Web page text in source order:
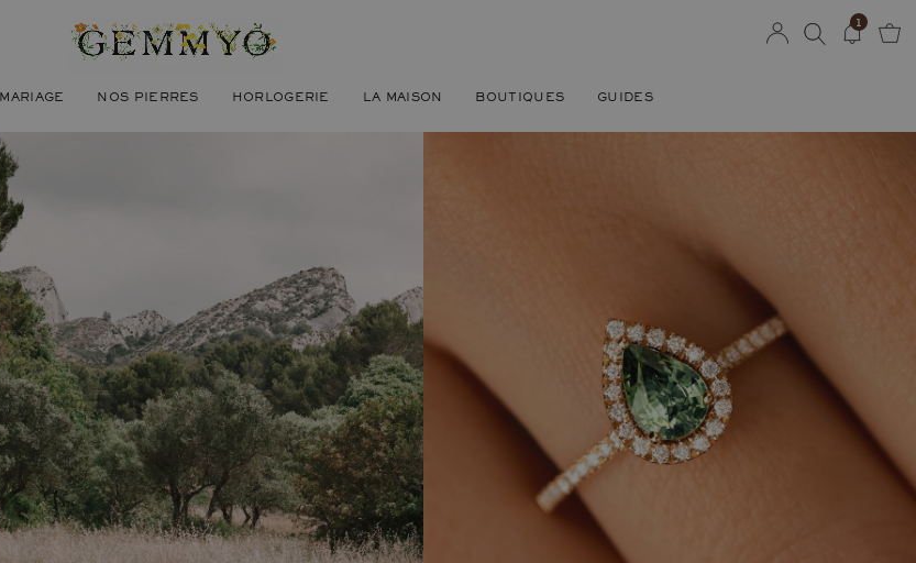
MARIAGE NOS PIERRES HORLOGERIE LA MAISON BOUTIQUES GUIDES
1